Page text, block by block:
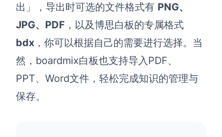
出」，导出时可选的文件格式有 PNG、
JPG、PDF ，以及博思白板的专属格式
bdx ，你可以根据自己的需要进行选择。当
然， boardmix白板也支持导入PDF、
PPT、Word文件，轻松完成知识的管理与
保存。